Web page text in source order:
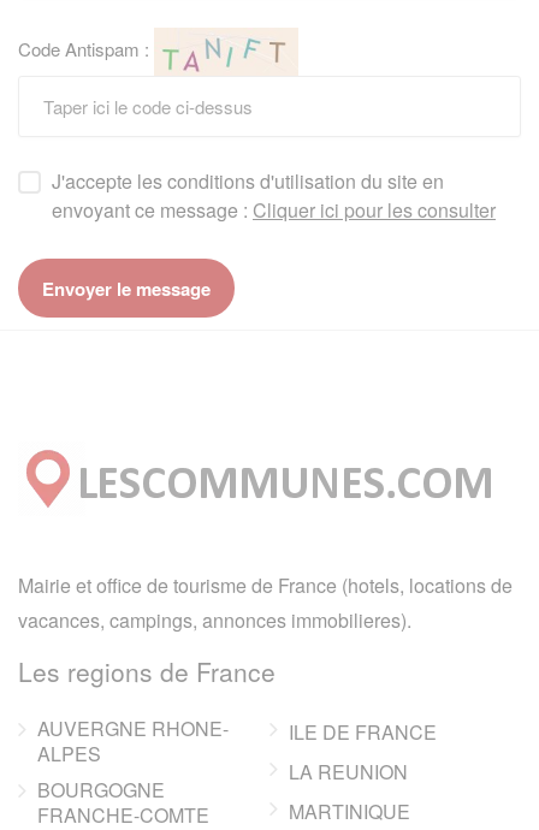
Code Antispam :
J'accepte les conditions d'utilisation du site en
envoyant ce message : Cliquer ici pour les consulter
Mairie et office de tourisme de France (hotels, locations de
vacances, campings, annonces immobilieres).
Les regions de France
AUVERGNE RHONE-
ALPES
BOURGOGNE
FRANCHE-COMTE
ILE DE FRANCE
LA REUNION
MARTINIQUE